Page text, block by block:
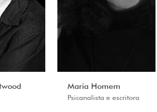
Maria Homem
Psicanalista e escritora